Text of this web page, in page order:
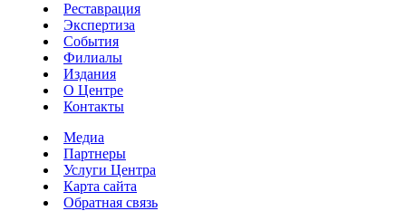
Реставрация
Экспертиза
События
Филиалы
Издания
О Центре
Контакты
Медиа
Партнеры
Услуги Центра
Карта сайта
Обратная связь